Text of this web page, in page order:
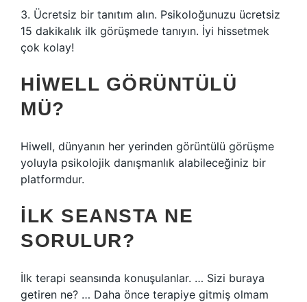
3. Ücretsiz bir tanıtım alın. Psikoloğunuzu ücretsiz
15 dakikalık ilk görüşmede tanıyın. İyi hissetmek
çok kolay!
HIWELL GÖRÜNTÜLÜ
MÜ?
Hiwell, dünyanın her yerinden görüntülü görüşme
yoluyla psikolojik danışmanlık alabileceğiniz bir
platformdur.
İLK SEANSTA NE
SORULUR?
İlk terapi seansında konuşulanlar. … Sizi buraya
getiren ne? … Daha önce terapiye gitmiş olmam